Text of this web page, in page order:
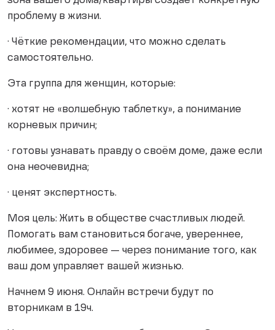
проблему в жизни.
· Чёткие рекомендации, что можно сделать
самостоятельно.
Эта группа для женщин, которые:
· хотят не «волшебную таблетку», а понимание
корневых причин;
· готовы узнавать правду о своём доме, даже если
она неочевидна;
· ценят экспертность.
Моя цель: Жить в обществе счастливых людей.
Помогать вам становиться богаче, увереннее,
любимее, здоровее — через понимание того, как
ваш дом управляет вашей жизнью.
Начнем 9 июня. Онлайн встречи будут по
вторникам в 19ч.